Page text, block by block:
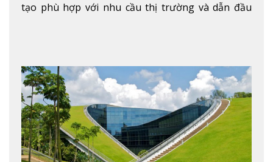
tạo phù hợp với nhu cầu thị trường và dẫn đầu
học tập và nghiên cứu chất lượng nhằm nâng cao
kỹ năng, kiến thức và năng lực của sinh viên và các
đối tác của trườngXem thêm